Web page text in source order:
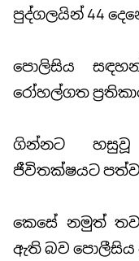
පුද්ගලයින් 44
පොලිසිය
රෝහල්ගත
ගින්නට හසුවූ
ජීවිතක්ෂයට පත්ව
කෙසේ නමුත්
ඇති බව පොලීසිය